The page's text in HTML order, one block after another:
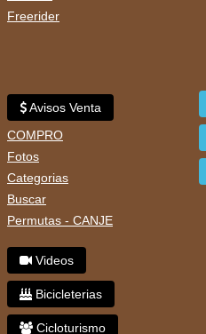
Freerider
Avisos Venta
COMPRO
Fotos
Categorias
Buscar
Permutas - CANJE
Videos
Bicicleterias
Cicloturismo